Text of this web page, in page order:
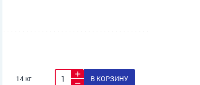
14 кг В КОРЗИНУ